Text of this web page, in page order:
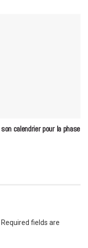
calendrier pour la phase
Required fields are